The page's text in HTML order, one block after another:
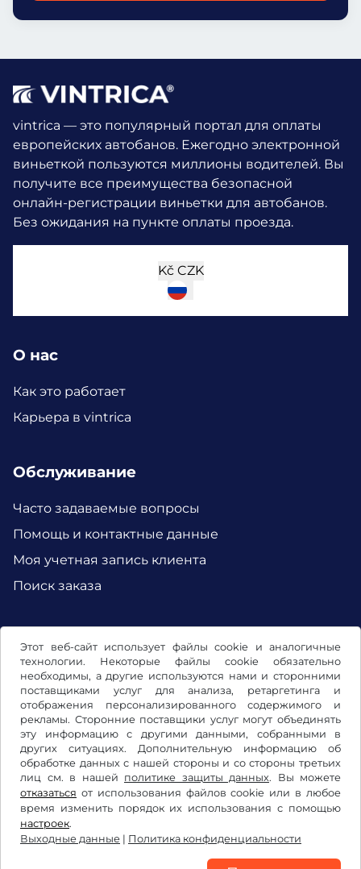
Этот веб-сайт использует файлы cookie и аналогичные
технологии. Некоторые файлы cookie обязательно
необходимы, а другие используются нами и сторонними
поставщиками услуг для анализа, ретаргетинга и
отображения персонализированного содержимого и
рекламы. Сторонние поставщики услуг могут объединять
эту информацию с другими данными, собранными в
других ситуациях. Дополнительную информацию об
обработке данных с нашей стороны и со стороны третьих
лиц см. в нашей политике защиты данных. Вы можете
отказаться от использования файлов cookie или в любое
время изменить порядок их использования с помощью
настроек.
Выходные данные | Политика конфиденциальности
vintrica — это популярный портал для оплаты
европейских автобанов. Ежегодно электронной
виньеткой пользуются миллионы водителей. Вы
получите все преимущества безопасной
онлайн-регистрации виньетки для автобанов.
Без ожидания на пункте оплаты проезда.
Kč CZK
О нас
Как это работает
Карьера в vintrica
Обслуживание
Часто задаваемые вопросы
Помощь и контактные данные
Моя учетная запись клиента
Поиск заказа
Facebook Instagram
Условия использования/право на отказ
Политика конфиденциальности